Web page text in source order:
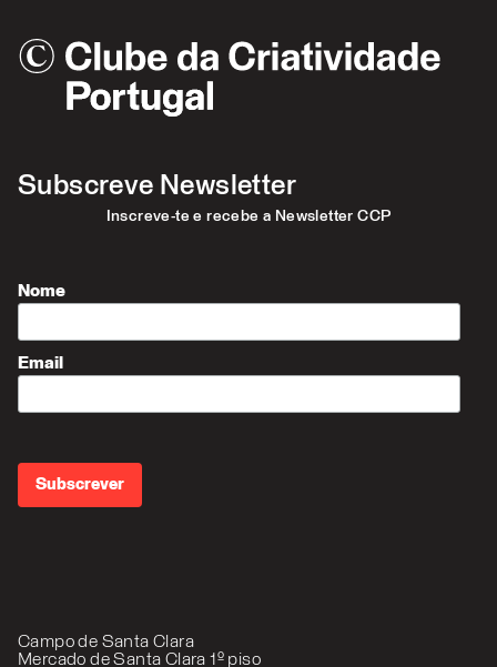
Campo de Santa Clara
Mercado de Santa Clara 1º piso
Subscreve Newsletter
Inscreve-te e recebe a Newsletter CCP
Nome
Email